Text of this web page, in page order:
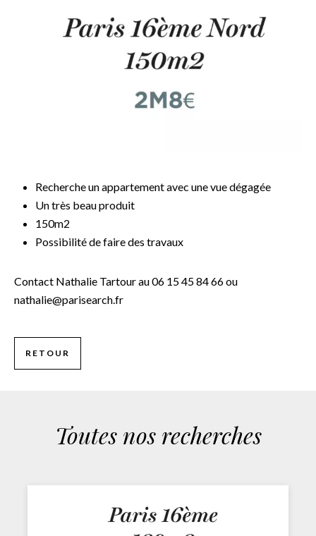
Recherche un appartement avec une vue dégagée
Un très beau produit
150m2
Possibilité de faire des travaux
Contact Nathalie Tartour au 06 15 45 84 66 ou
nathalie@parisearch.fr
RETOUR
Toutes nos recherches